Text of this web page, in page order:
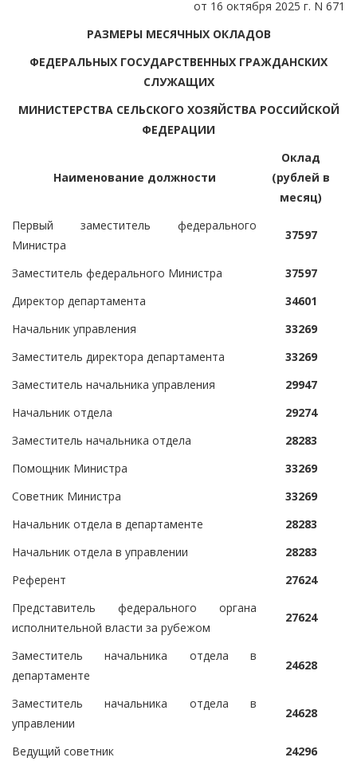
от 16 октября 2025 г. N 671
РАЗМЕРЫ МЕСЯЧНЫХ ОКЛАДОВ
ФЕДЕРАЛЬНЫХ ГОСУДАРСТВЕННЫХ ГРАЖДАНСКИХ
СЛУЖАЩИХ
МИНИСТЕРСТВА СЕЛЬСКОГО ХОЗЯЙСТВА РОССИЙСКОЙ
ФЕДЕРАЦИИ
Наименование должности
Оклад
(рублей в
месяц)
Первый заместитель федерального
Министра
37597
Заместитель федерального Министра
37597
Директор департамента
34601
Начальник управления
33269
Заместитель директора департамента
33269
Заместитель начальника управления
29947
Начальник отдела
29274
Заместитель начальника отдела
28283
Помощник Министра
33269
Советник Министра
33269
Начальник отдела в департаменте
28283
Начальник отдела в управлении
28283
Референт
27624
Представитель федерального органа
исполнительной власти за рубежом
27624
Заместитель начальника отдела в
департаменте
24628
Заместитель начальника отдела в
управлении
24628
Ведущий советник
24296